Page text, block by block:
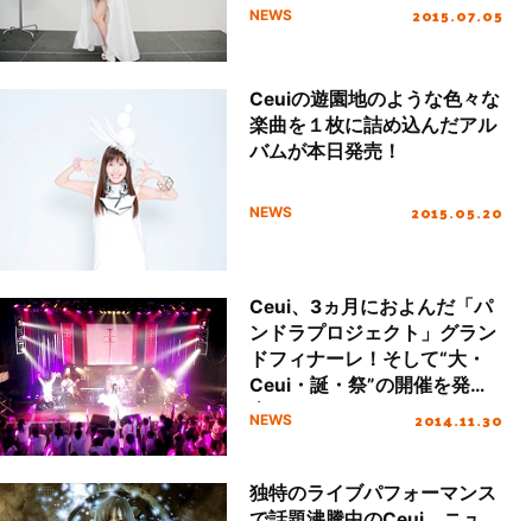
NEWS 2015.07.05
Ceuiの遊園地のような色々な
楽曲を１枚に詰め込んだアル
バムが本日発売！
NEWS 2015.05.20
Ceui、3ヵ月におよんだ「パ
ンドラプロジェクト」グラン
ドフィナーレ！そして“大・
Ceui・誕・祭”の開催を発
表！
NEWS 2014.11.30
独特のライブパフォーマンス